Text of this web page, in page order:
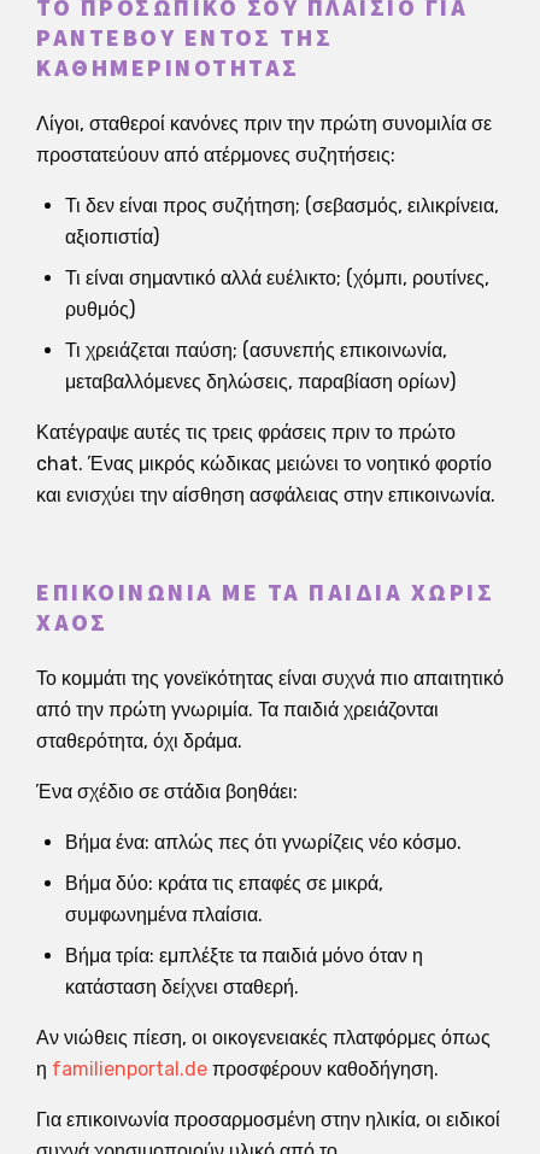
ΤΟ ΠΡΟΣΩΠΙΚΌ ΣΟΥ ΠΛΑΊΣΙΟ ΓΙΑ
ΡΑΝΤΕΒΟΎ ΕΝΤΌΣ ΤΗΣ
ΚΑΘΗΜΕΡΙΝΌΤΗΤΑΣ
Λίγοι, σταθεροί κανόνες πριν την πρώτη συνομιλία σε
προστατεύουν από ατέρμονες συζητήσεις:
Τι δεν είναι προς συζήτηση; (σεβασμός, ειλικρίνεια,
αξιοπιστία)
Τι είναι σημαντικό αλλά ευέλικτο; (χόμπι, ρουτίνες,
ρυθμός)
Τι χρειάζεται παύση; (ασυνεπής επικοινωνία,
μεταβαλλόμενες δηλώσεις, παραβίαση ορίων)
Κατέγραψε αυτές τις τρεις φράσεις πριν το πρώτο
chat. Ένας μικρός κώδικας μειώνει το νοητικό φορτίο
και ενισχύει την αίσθηση ασφάλειας στην επικοινωνία.
ΕΠΙΚΟΙΝΩΝΊΑ ΜΕ ΤΑ ΠΑΙΔΙΆ ΧΩΡΊΣ
ΧΆΟΣ
Το κομμάτι της γονεϊκότητας είναι συχνά πιο απαιτητικό
από την πρώτη γνωριμία. Τα παιδιά χρειάζονται
σταθερότητα, όχι δράμα.
Ένα σχέδιο σε στάδια βοηθάει:
Βήμα ένα: απλώς πες ότι γνωρίζεις νέο κόσμο.
Βήμα δύο: κράτα τις επαφές σε μικρά,
συμφωνημένα πλαίσια.
Βήμα τρία: εμπλέξτε τα παιδιά μόνο όταν η
κατάσταση δείχνει σταθερή.
Αν νιώθεις πίεση, οι οικογενειακές πλατφόρμες όπως
η familienportal.de προσφέρουν καθοδήγηση.
Για επικοινωνία προσαρμοσμένη στην ηλικία, οι ειδικοί